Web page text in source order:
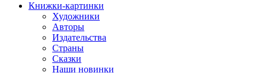
Книжки-картинки
Художники
Авторы
Издательства
Страны
Сказки
Наши новинки